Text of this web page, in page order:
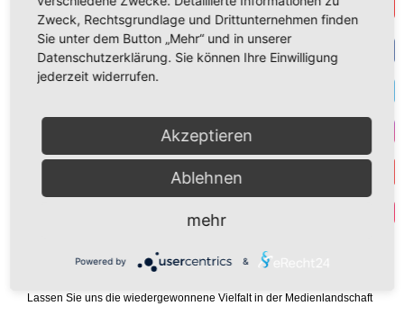
https://auf1.info/wenn-den-deutschen-das-geld-
ausgeht-bricht-das-ganze-zusammen/
https://auf1.tv/nachrichten-auf1/joachim-kuhs-
afd-im-auf1-exklusivgespraech-klima-kleber-
sind-verirrte-menschen/?ac=1&lc=1
Lassen Sie uns die wiedergewonnene Vielfalt in der Medienlandschaft
Zweck, Rechtsgrundlage und Drittunternehmen finden
Sie unter dem Button „Mehr“ und in unserer
Datenschutzerklärung. Sie können Ihre Einwilligung
jederzeit widerrufen.
Akzeptieren
Ablehnen
mehr
Powered by &